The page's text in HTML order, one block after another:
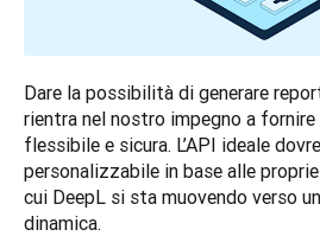
Dare la possibilità di generare
rientra nel nostro impegno a fornire
flessibile e sicura. L’API ideale
personalizzabile in base alle
cui DeepL si sta muovendo verso
dinamica.